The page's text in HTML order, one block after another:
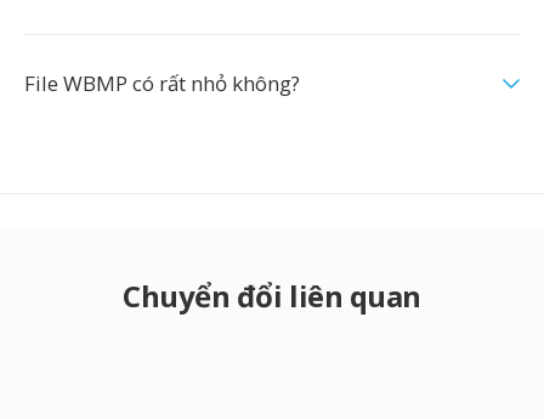
File WBMP có rất nhỏ không?
Chuyển đổi liên quan